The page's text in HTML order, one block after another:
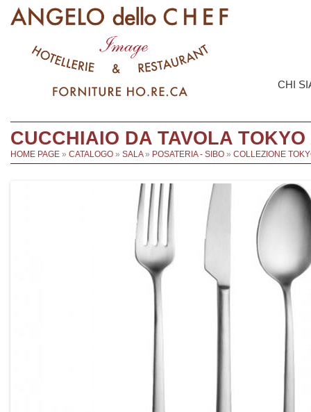
CHI
CUCCHIAIO DA TAVOLA
HOME PAGE » CATALOGO » SALA» POSATERIA - SIBO » COLLEZIONE